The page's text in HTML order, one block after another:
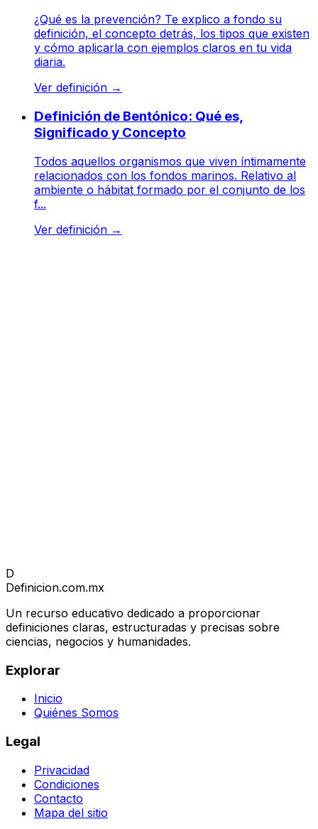
¿Qué es la prevención? Te explico a fondo su
definición, el concepto detrás, los tipos que existen
y cómo aplicarla con ejemplos claros en tu vida
diaria.
Ver definición →
Definición de Bentónico: Qué es,
Significado y Concepto
Todos aquellos organismos que viven íntimamente
relacionados con los fondos marinos. Relativo al
ambiente o hábitat formado por el conjunto de los
f...
Ver definición →
D
Definicion.com.mx
Un recurso educativo dedicado a proporcionar
definiciones claras, estructuradas y precisas sobre
ciencias, negocios y humanidades.
Explorar
Inicio
Quiénes Somos
Legal
Privacidad
Condiciones
Contacto
Mapa del sitio